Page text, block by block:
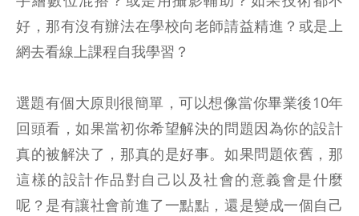
好，那有沒有辦法在學校向老師請益精進？或是上
網去看線上課程自我學習？
選題有個大原則很簡單，可以想像當你畢業後10年
回頭看，如果當初你希望解決的問題因為你的設計
真的被解決了，那真的是好事。如果問題依舊，那
這樣的設計作品對自己以及社會的意義會是什麼
呢？是有讓社會前進了一點點，還是變成一個自己